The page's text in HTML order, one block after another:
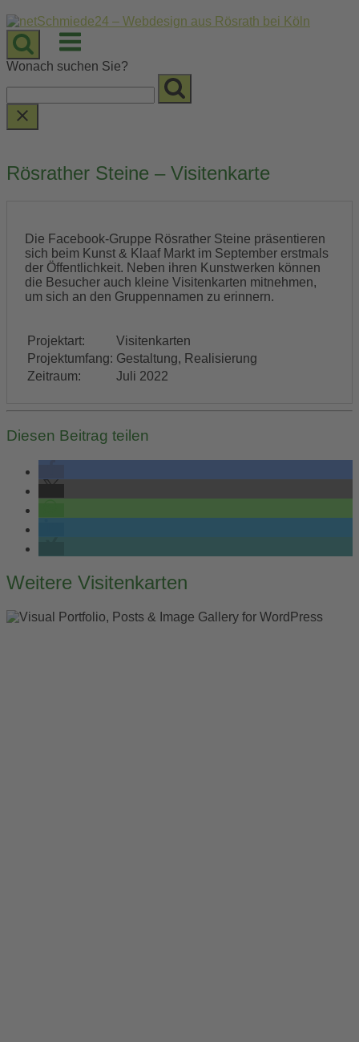
Skip
to
content
Menu
Wonach suchen Sie?
Rösrather Steine – Visitenkarte
Die Facebook-Gruppe Rösrather Steine präsentieren
sich beim Kunst & Klaaf Markt im September erstmals
der Öffentlichkeit. Neben ihren Kunstwerken können
die Besucher auch kleine Visitenkarten mitnehmen,
um sich an den Gruppennamen zu erinnern.
Projektart:
Visitenkarten
Projektumfang: Gestaltung, Realisierung
Zeitraum:
Juli 2022
Diesen Beitrag teilen
Post
Weitere Visitenkarten